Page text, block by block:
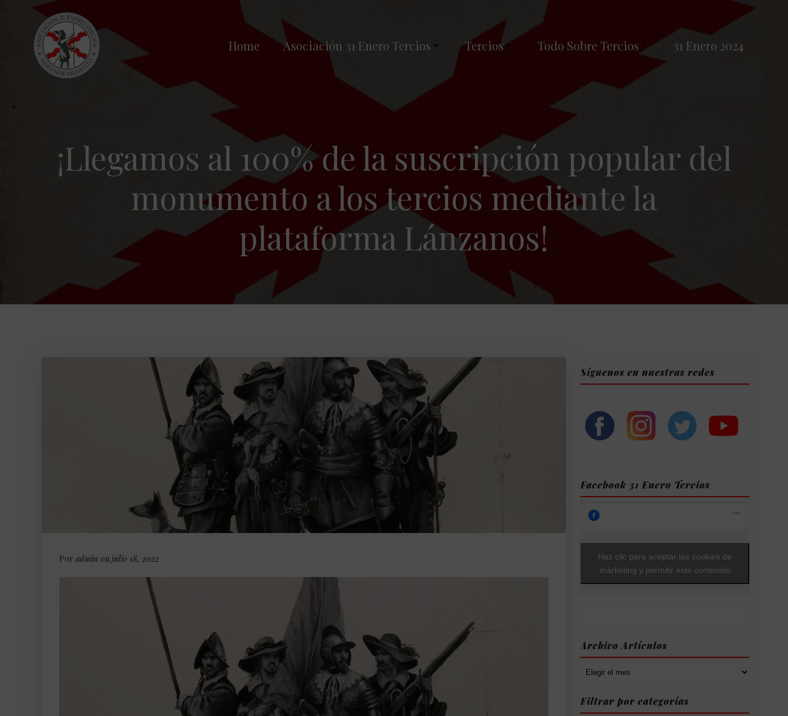
contenido
Home Asociación 31 Enero Tercios Tercios Todo Sobre Tercios 31 Enero 2024
¡Llegamos al 100% de la suscripción popular del
monumento a los tercios mediante la
plataforma Lánzanos!
Por admin onjulio 18, 2022
Síguenos en nuestras redes
Facebook 31 Enero Tercios
Haz clic para aceptar las cookies de
márketing y permitir este contenido
Archivo Artículos
Archivo
Filtrar por categorías